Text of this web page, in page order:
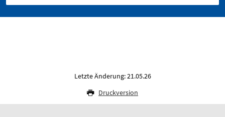
Letzte Änderung: 21.05.26
Druckversion